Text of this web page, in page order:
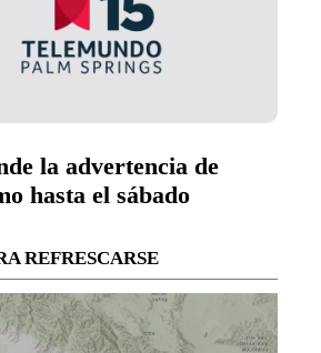
la advertencia de
hasta el sábado
REFRESCARSE